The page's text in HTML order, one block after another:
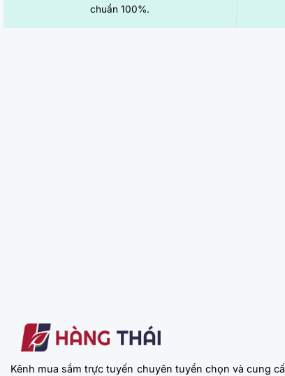
chuẩn 100%.
Kênh mua sắm trực tuyến chuyên tuyển chọn và cung